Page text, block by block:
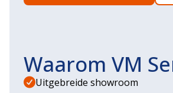
Waarom VM
Uitgebreide showroom